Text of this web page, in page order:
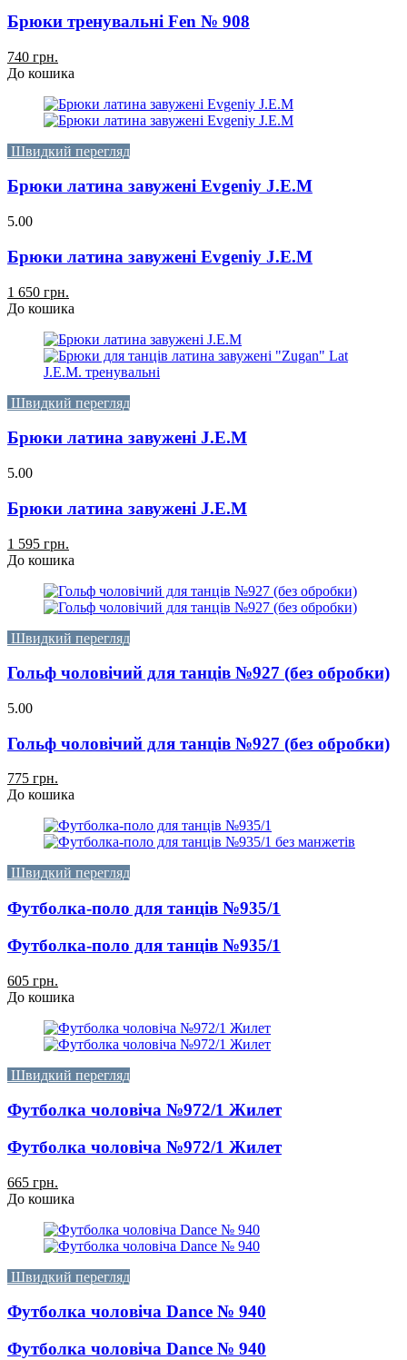
Брюки тренувальні Fen № 908
740 грн.
До кошика
Швидкий перегляд
Брюки латина завужені Evgeniy J.E.M
5.00
Брюки латина завужені Evgeniy J.E.M
1 650 грн.
До кошика
Швидкий перегляд
Брюки латина завужені J.E.M
5.00
Брюки латина завужені J.E.M
1 595 грн.
До кошика
Швидкий перегляд
Гольф чоловічий для танців №927 (без обробки)
5.00
Гольф чоловічий для танців №927 (без обробки)
775 грн.
До кошика
Швидкий перегляд
Футболка-поло для танців №935/1
Футболка-поло для танців №935/1
605 грн.
До кошика
Швидкий перегляд
Футболка чоловіча №972/1 Жилет
Футболка чоловіча №972/1 Жилет
665 грн.
До кошика
Швидкий перегляд
Футболка чоловіча Dance № 940
Футболка чоловіча Dance № 940